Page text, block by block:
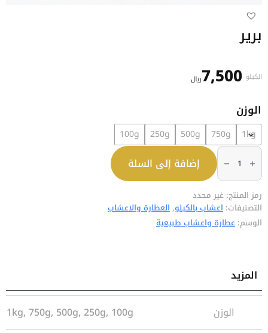
برير
الكيلو 7,500﷼
الوزن
1kg
750g
500g
250g
100g
كمية
إضافة إلى السلة
رمز المنتج: غير محدد
التصنيفات: اعشاب بالكيلو,العطارة والاعشاب
الوسم: عطارة واعشاب طبيعية
المزيد
معلومات إضافية
الوزن 1kg, 750g, 500g, 250g, 100g